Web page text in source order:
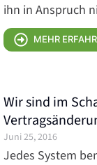
ihn in Anspruch
MEHR
Wir sind im
Juni 25, 2016
Jedes System